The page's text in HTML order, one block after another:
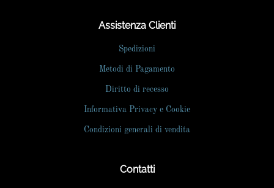
Assistenza Clienti
Spedizioni
Metodi di Pagamento
Diritto di recesso
Informativa Privacy e Cookie
Condizioni generali di vendita
Contatti